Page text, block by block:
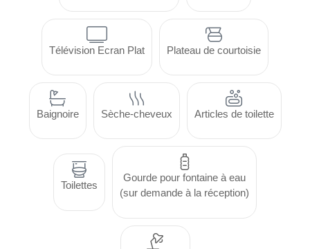
Télévision Ecran Plat Plateau de courtoisie
Baignoire Sèche-cheveux Articles de toilette
Toilettes
Gourde pour fontaine à eau
(sur demande à la réception)